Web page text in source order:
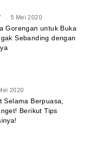
. 5 Mei 2020
Gorengan untuk Buka
Sebanding dengan
2020
Selama Berpuasa,
Berikut Tips